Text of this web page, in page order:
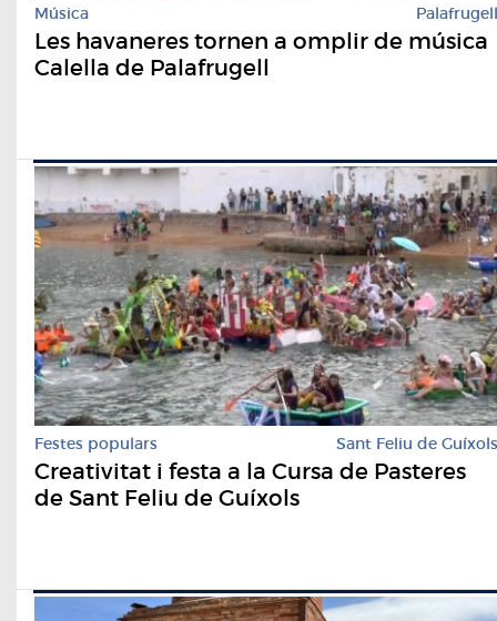
Música Palafrugell
Les havaneres tornen a omplir de música
Calella de Palafrugell
Festes populars Sant Feliu de Guíxols
Creativitat i festa a la Cursa de Pasteres
de Sant Feliu de Guíxols